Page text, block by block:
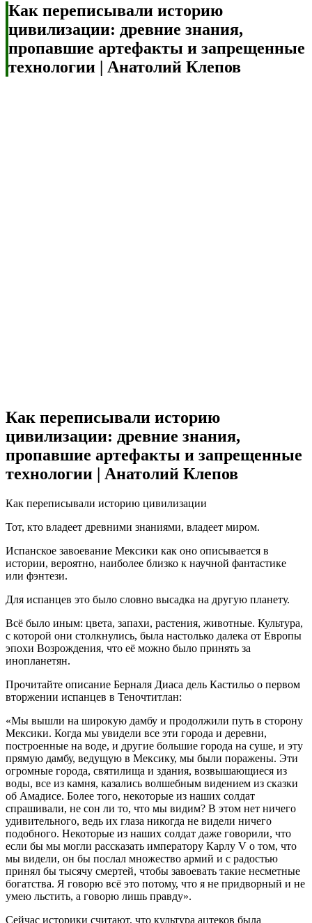
Как переписывали историю
цивилизации: древние знания,
пропавшие артефакты и запрещенные
технологии | Анатолий Клепов
Как переписывали историю
цивилизации: древние знания,
пропавшие артефакты и запрещенные
технологии | Анатолий Клепов
Как переписывали историю цивилизации
Тот, кто владеет древними знаниями, владеет миром.
Испанское завоевание Мексики как оно описывается в
истории, вероятно, наиболее близко к научной фантастике
или фэнтези.
Для испанцев это было словно высадка на другую планету.
Всё было иным: цвета, запахи, растения, животные. Культура,
с которой они столкнулись, была настолько далека от Европы
эпохи Возрождения, что её можно было принять за
инопланетян.
Прочитайте описание Берналя Диаса дель Кастильо о первом
вторжении испанцев в Теночтитлан:
«Мы вышли на широкую дамбу и продолжили путь в сторону
Мексики. Когда мы увидели все эти города и деревни,
построенные на воде, и другие большие города на суше, и эту
прямую дамбу, ведущую в Мексику, мы были поражены. Эти
огромные города, святилища и здания, возвышающиеся из
воды, все из камня, казались волшебным видением из сказки
об Амадисе. Более того, некоторые из наших солдат
спрашивали, не сон ли то, что мы видим? В этом нет ничего
удивительного, ведь их глаза никогда не видели ничего
подобного. Некоторые из наших солдат даже говорили, что
если бы мы могли рассказать императору Карлу V о том, что
мы видели, он бы послал множество армий и с радостью
принял бы тысячу смертей, чтобы завоевать такие несметные
богатства. Я говорю всё это потому, что я не придворный и не
умею льстить, а говорю лишь правду».
Сейчас историки считают, что культура ацтеков была